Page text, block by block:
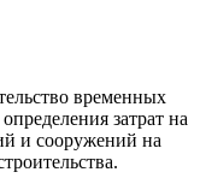
временных
затрат на
и сооружений на